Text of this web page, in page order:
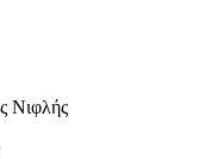
Νιφλής